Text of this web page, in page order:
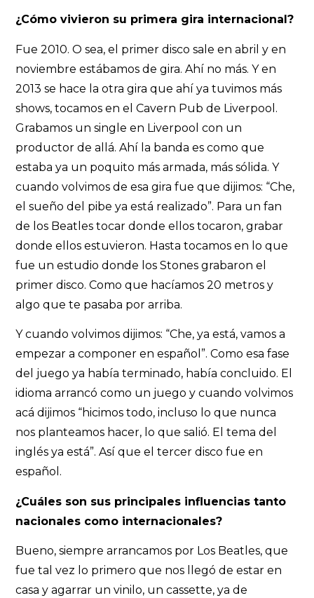
¿Cómo vivieron su primera gira internacional?
Fue 2010. O sea, el primer disco sale en abril y en
noviembre estábamos de gira. Ahí no más. Y en
2013 se hace la otra gira que ahí ya tuvimos más
shows, tocamos en el Cavern Pub de Liverpool.
Grabamos un single en Liverpool con un
productor de allá. Ahí la banda es como que
estaba ya un poquito más armada, más sólida. Y
cuando volvimos de esa gira fue que dijimos: “Che,
el sueño del pibe ya está realizado”. Para un fan
de los Beatles tocar donde ellos tocaron, grabar
donde ellos estuvieron. Hasta tocamos en lo que
fue un estudio donde los Stones grabaron el
primer disco. Como que hacíamos 20 metros y
algo que te pasaba por arriba.
Y cuando volvimos dijimos: “Che, ya está, vamos a
empezar a componer en español”. Como esa fase
del juego ya había terminado, había concluido. El
idioma arrancó como un juego y cuando volvimos
acá dijimos “hicimos todo, incluso lo que nunca
nos planteamos hacer, lo que salió. El tema del
inglés ya está”. Así que el tercer disco fue en
español.
¿Cuáles son sus principales influencias tanto
nacionales como internacionales?
Bueno, siempre arrancamos por Los Beatles, que
fue tal vez lo primero que nos llegó de estar en
casa y agarrar un vinilo, un cassette, ya de